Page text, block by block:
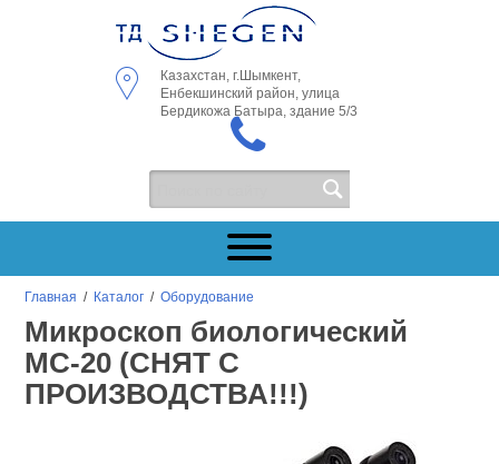
Казахстан, г.Шымкент,
Енбекшинский район, улица
Бердикожа Батыра, здание 5/3
Главная / Каталог /Оборудование
Микроскоп биологический
МС-20 (СНЯТ С
ПРОИЗВОДСТВА!!!)